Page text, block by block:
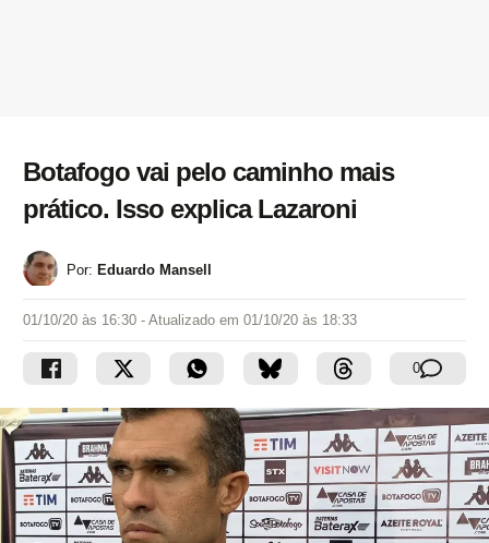
Botafogo vai pelo caminho mais
prático. Isso explica Lazaroni
Por: Eduardo Mansell
01/10/20 às 16:30 - Atualizado em 01/10/20 às 18:33
0